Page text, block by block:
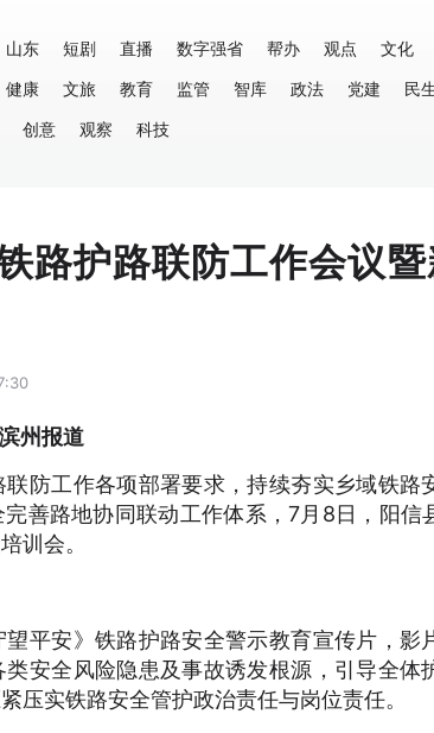
山东 短剧 直播 数字强省 帮办 观点 文化
健康 文旅 教育 监管 智库 政法 党建
民
创意 观察 科技
路护路联防工作会议
州报道
防工作各项部署要求，持续夯实乡域铁路
善路地协同联动工作体系，7月8日，阳信
训会。
平安》铁路护路安全警示教育宣传片，影
安全风险隐患及事故诱发根源，引导全体
压实铁路安全管护政治责任与岗位责任。